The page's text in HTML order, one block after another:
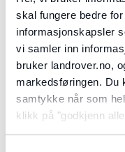
skal fungere bedre
informasjonskapsler
vi samler inn
bruker landrover.no,
markedsføringen. Du
samtykke når som
klikk på "godkjenn
mer om
rettigheter i